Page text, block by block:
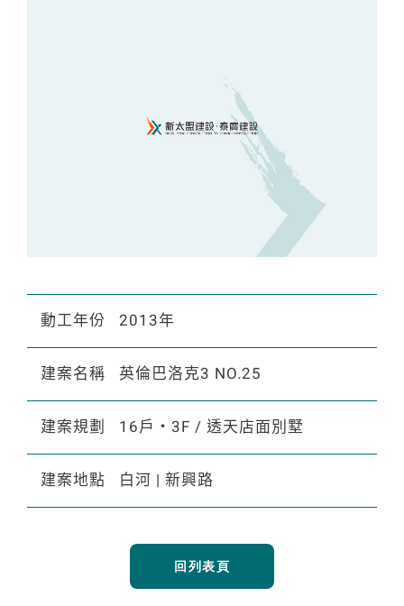
動工年份 2013年
建案名稱 英倫巴洛克3 NO.25
建案規劃 16戶・3F / 透天店面別墅
建案地點 白河 | 新興路
回列表頁